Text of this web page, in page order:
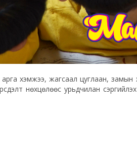
хэмжээ, жагсаал цуглаан, замын
нөхцөлөөс урьдчилан сэргийлэх